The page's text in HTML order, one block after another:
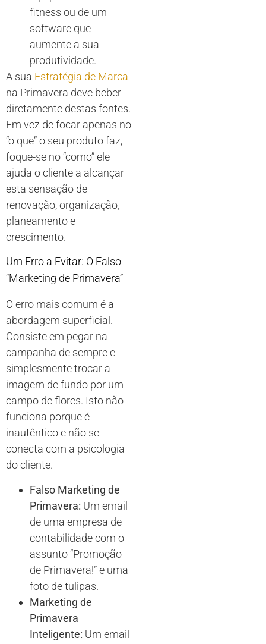
fitness ou de um
software que
aumente a sua
produtividade.
A sua Estratégia de Marca
na Primavera deve beber
diretamente destas fontes.
Em vez de focar apenas no
“o que” o seu produto faz,
foque-se no “como” ele
ajuda o cliente a alcançar
esta sensação de
renovação, organização,
planeamento e
crescimento.
Um Erro a Evitar: O Falso
“Marketing de Primavera”
O erro mais comum é a
abordagem superficial.
Consiste em pegar na
campanha de sempre e
simplesmente trocar a
imagem de fundo por um
campo de flores. Isto não
funciona porque é
inautêntico e não se
conecta com a psicologia
do cliente.
Falso Marketing de
Primavera: Um email
de uma empresa de
contabilidade com o
assunto “Promoção
de Primavera!” e uma
foto de tulipas.
Marketing de
Primavera
Inteligente: Um email